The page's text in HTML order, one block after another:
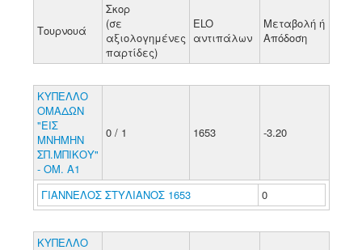
Τουρνουά
Σκορ
(σε
αξιολογημένες
παρτίδες)
ELO
αντιπάλων
Μεταβολή ή
Απόδοση
ΚΥΠΕΛΛΟ
ΟΜΑΔΩΝ
"ΕΙΣ
ΜΝΗΜΗΝ
ΣΠ.ΜΠΙΚΟΥ"
- ΟΜ. Α1
0 / 1 1653 -3.20
ΓΙΑΝΝΕΛΟΣ ΣΤΥΛΙΑΝΟΣ 1653 0
ΚΥΠΕΛΛΟ